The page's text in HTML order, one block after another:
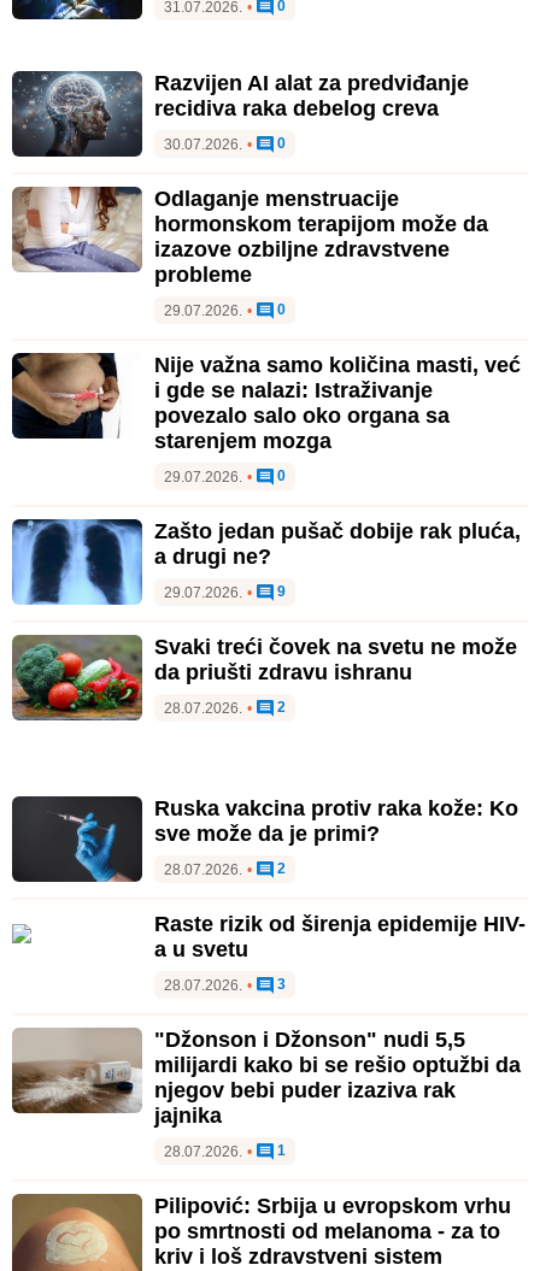
31.07.2026. • 0
Razvijen AI alat za predviđanje
recidiva raka debelog creva
30.07.2026. • 0
Odlaganje menstruacije
hormonskom terapijom može da
izazove ozbiljne zdravstvene
probleme
29.07.2026. • 0
Nije važna samo količina masti, već
i gde se nalazi: Istraživanje
povezalo salo oko organa sa
starenjem mozga
29.07.2026. • 0
Zašto jedan pušač dobije rak pluća,
a drugi ne?
29.07.2026. • 9
Svaki treći čovek na svetu ne može
da priušti zdravu ishranu
28.07.2026. • 2
Ruska vakcina protiv raka kože: Ko
sve može da je primi?
28.07.2026. • 2
Raste rizik od širenja epidemije HIV-
a u svetu
28.07.2026. • 3
"Džonson i Džonson" nudi 5,5
milijardi kako bi se rešio optužbi da
njegov bebi puder izaziva rak
jajnika
28.07.2026. • 1
Pilipović: Srbija u evropskom vrhu
po smrtnosti od melanoma - za to
kriv i loš zdravstveni sistem